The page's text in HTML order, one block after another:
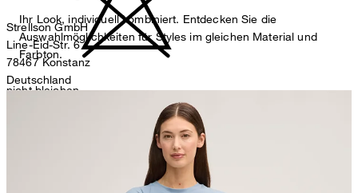
nicht bleichen
Strellson GmbH
Line-Eid-Str. 6
78467 Konstanz
Deutschland
Sonnenwiesenstrasse 21
Ihr Look, individuell kombiniert. Entdecken Sie die
Auswahlmöglichkeiten für Styles im gleichen Material und
Farbton.